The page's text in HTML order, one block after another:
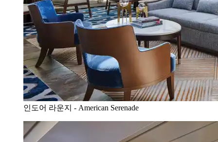
인도어 라운지 - American Serenade